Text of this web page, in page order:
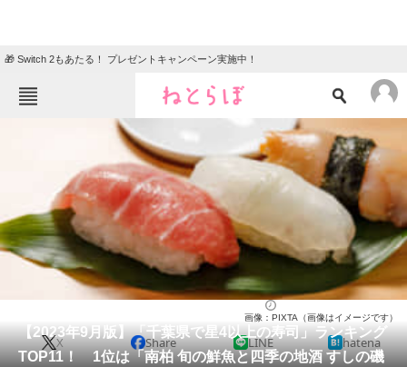
🎁 Switch 2もあたる！ プレゼントキャンペーン実施中！
ねとらぼメニュー
ニュース
グルメ 地域
住まい 教育・育児
リサーチ
会員記事
【2023年9月版】「千葉県で星4以上の寿司」ランキング
TOP11！ 1位は「南柏 旬の鮮魚と四季の地酒 すしの磯
画像：PIXTA（画像はイメージです）
X Share LINE hatena